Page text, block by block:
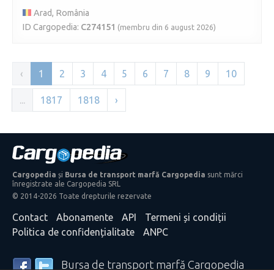
Arad, România
ID Cargopedia: C274151 (membru din 6 august 2026)
‹ 1 2 3 4 5 6 7 8 9 10
... 1817 1818 ›
Cargopedia și Bursa de transport marfă Cargopedia sunt mărci
înregistrate ale Cargopedia SRL
© 2014-2026 Toate drepturile rezervate
Contact Abonamente API
Termeni și condiții
Politica de confidențialitate
ANPC
Bursa de transport marfă Cargopedia